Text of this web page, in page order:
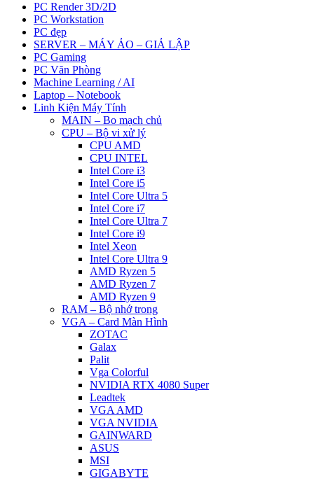
PC Render 3D/2D
PC Workstation
PC đẹp
SERVER – MÁY ẢO – GIẢ LẬP
PC Gaming
PC Văn Phòng
Machine Learning / AI
Laptop – Notebook
Linh Kiện Máy Tính
MAIN – Bo mạch chủ
CPU – Bộ vi xử lý
CPU AMD
CPU INTEL
Intel Core i3
Intel Core i5
Intel Core Ultra 5
Intel Core i7
Intel Core Ultra 7
Intel Core i9
Intel Xeon
Intel Core Ultra 9
AMD Ryzen 5
AMD Ryzen 7
AMD Ryzen 9
RAM – Bộ nhớ trong
VGA – Card Màn Hình
ZOTAC
Galax
Palit
Vga Colorful
NVIDIA RTX 4080 Super
Leadtek
VGA AMD
VGA NVIDIA
GAINWARD
ASUS
MSI
GIGABYTE